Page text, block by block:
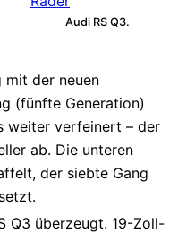
Audi RS Q3.
der neuen
(fünfte Generation)
weiter verfeinert – der
ab. Die unteren
der siebte Gang
Q3 überzeugt. 19-Zoll-